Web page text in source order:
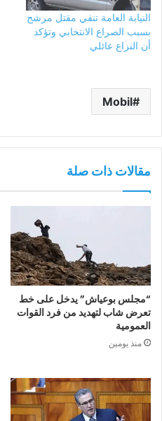
النيابة العامة تنفي مقتل مرشح
بسبب الصراع الانتخابي وتؤكد
أن النزاع عائلي
Mobil
مقالات ذات صلة
“مجلس بوعياش” يدخل على خط
تعرض شاب لتهديد من فرد القوات
العمومية
منذ يومين